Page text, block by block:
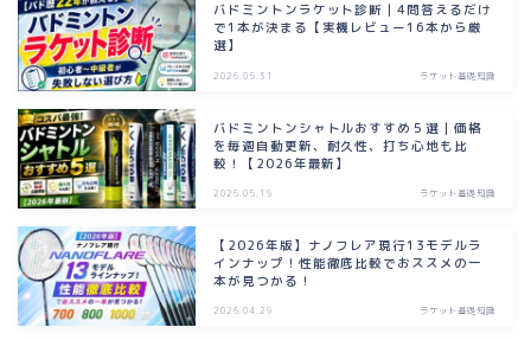
バドトピック
お問い合わせ
バドミントンラケット診断｜4問答えるだけ
で1本が決まる【実機レビュー16本から厳
選】
2026.05.31 ラケット基礎知識
バドミントンシャトルおすすめ５選｜価格
を毎週自動更新、耐久性、打ち心地も比
較！【2026年最新】
2026.05.19 ラケット基礎知識
【2026年版】ナノフレア現行13モデルラ
インナップ！性能徹底比較でおススメの一
本が見つかる！
2026.04.29 ラケット基礎知識